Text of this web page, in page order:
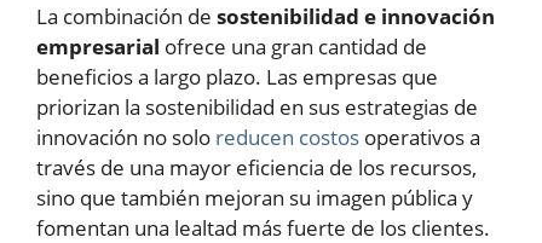
La combinación de sostenibilidad e innovación
empresarial ofrece una gran cantidad de
beneficios a largo plazo. Las empresas que
priorizan la sostenibilidad en sus estrategias de
innovación no solo reducen costos operativos a
través de una mayor eficiencia de los recursos,
sino que también mejoran su imagen pública y
fomentan una lealtad más fuerte de los clientes.